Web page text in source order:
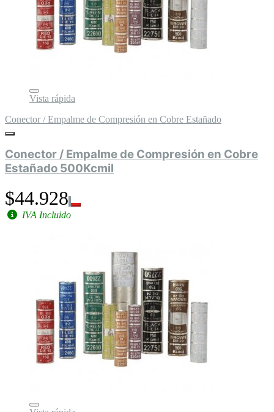
Vista rápida
Conector / Empalme de Compresión en Cobre Estañado
Conector / Empalme de Compresión en Cobre
Estañado 500Kcmil
$44.928
IVA Incluido